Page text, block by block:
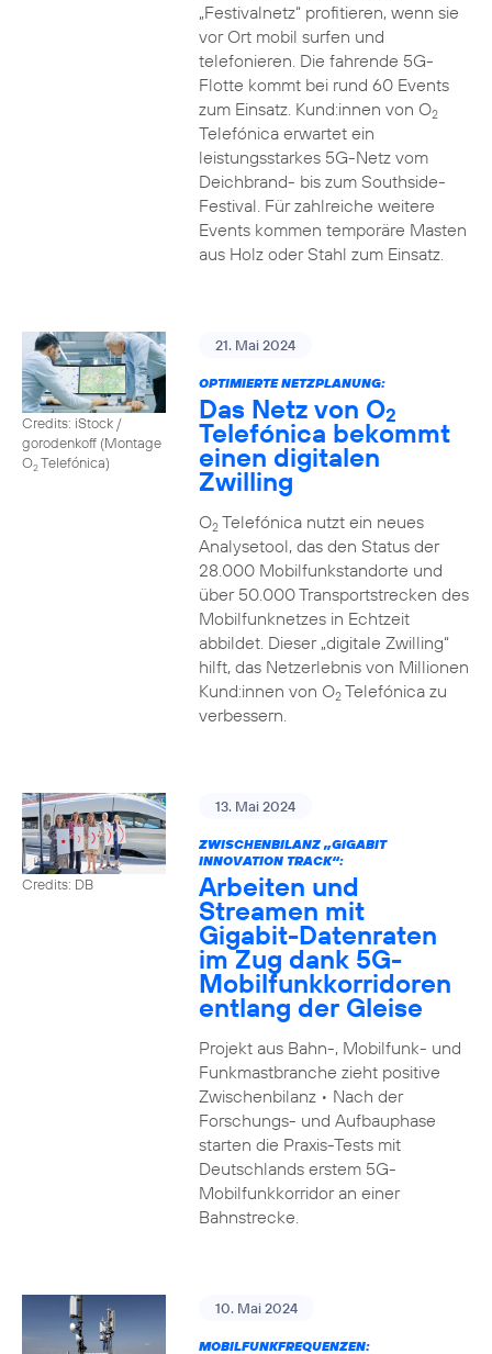
„Festivalnetz“ profitieren, wenn sie
vor Ort mobil surfen und
telefonieren. Die fahrende 5G-
Flotte kommt bei rund 60 Events
zum Einsatz. Kund:innen von O2
Telefónica erwartet ein
leistungsstarkes 5G-Netz vom
Deichbrand- bis zum Southside-
Festival. Für zahlreiche weitere
Events kommen temporäre Masten
aus Holz oder Stahl zum Einsatz.
Credits: iStock /
gorodenkoff (Montage
O2Telefónica)
21. Mai 2024
OPTIMIERTE NETZPLANUNG:
Das Netz von O2
Telefónica bekommt
einen digitalen
Zwilling
O2Telefónica nutzt ein neues
Analysetool, das den Status der
28.000 Mobilfunkstandorte und
über 50.000 Transportstrecken des
Mobilfunknetzes in Echtzeit
abbildet. Dieser „digitale Zwilling“
hilft, das Netzerlebnis von Millionen
Kund:innen von O2Telefónica zu
verbessern.
Credits: DB
13. Mai 2024
ZWISCHENBILANZ „GIGABIT
INNOVATION TRACK“:
Arbeiten und
Streamen mit
Gigabit-Datenraten
im Zug dank 5G-
Mobilfunkkorridoren
entlang der Gleise
Projekt aus Bahn-, Mobilfunk- und
Funkmastbranche zieht positive
Zwischenbilanz • Nach der
Forschungs- und Aufbauphase
starten die Praxis-Tests mit
Deutschlands erstem 5G-
Mobilfunkkorridor an einer
Bahnstrecke.
10. Mai 2024
MOBILFUNKFREQUENZEN: